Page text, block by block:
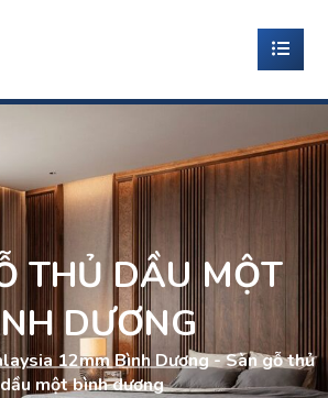
THỦ DẦU MỘT
DƯƠNG
12mm Bình Dương-Sàn gỗ thủ
dầu một bình dương